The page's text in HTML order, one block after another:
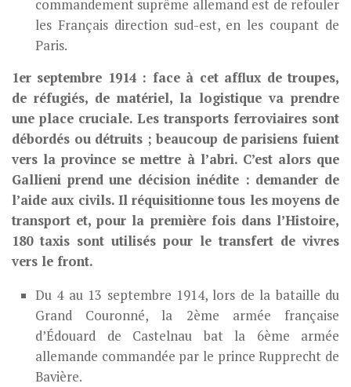
commandement suprême allemand est de refouler
les Français direction sud-est, en les coupant de
Paris.
1er septembre 1914 : face à cet afflux de troupes,
de réfugiés, de matériel, la logistique va prendre
une place cruciale. Les transports ferroviaires sont
débordés ou détruits ; beaucoup de parisiens fuient
vers la province se mettre à l’abri. C’est alors que
Gallieni prend une décision inédite : demander de
l’aide aux civils. Il réquisitionne tous les moyens de
transport et, pour la première fois dans l’Histoire,
180 taxis sont utilisés pour le transfert de vivres
vers le front.
Du 4 au 13 septembre 1914, lors de la bataille du
Grand Couronné, la 2ème armée française
d’Édouard de Castelnau bat la 6ème armée
allemande commandée par le prince Rupprecht de
Bavière.